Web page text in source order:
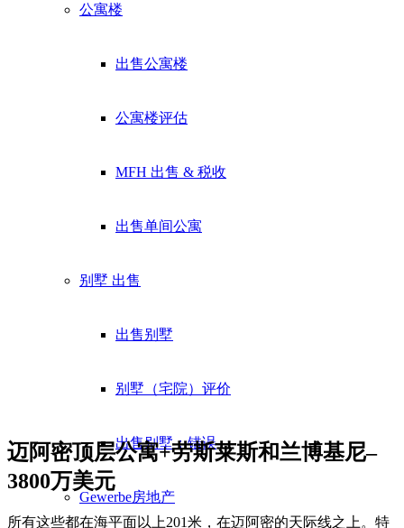
公寓楼
出售公寓楼
公寓楼评估
MFH 出售 & 税收
出售单间公寓
别墅 出售
出售别墅
别墅（宅院）评价
出售别墅：错误
Gewerbe房地产
迈阿密顶层公寓+劳斯莱斯和兰博基尼–
3800万美元
所有这些都在海平面以上201米，在迈阿密的天际线之上。特